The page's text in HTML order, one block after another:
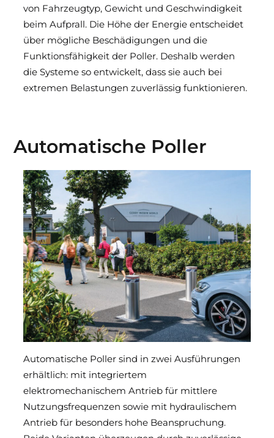
von Fahrzeugtyp, Gewicht und Geschwindigkeit
beim Aufprall. Die Höhe der Energie entscheidet
über mögliche Beschädigungen und die
Funktionsfähigkeit der Poller. Deshalb werden
die Systeme so entwickelt, dass sie auch bei
extremen Belastungen zuverlässig funktionieren.
Automatische Poller
Automatische Poller sind in zwei Ausführungen
erhältlich: mit integriertem
elektromechanischem Antrieb für mittlere
Nutzungsfrequenzen sowie mit hydraulischem
Antrieb für besonders hohe Beanspruchung.